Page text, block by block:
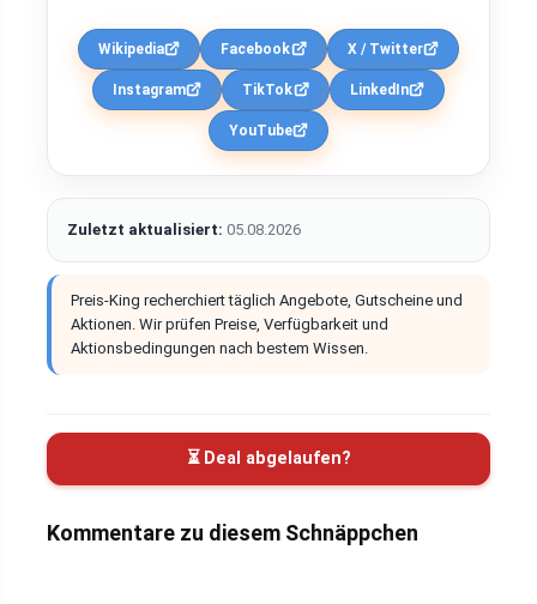
Wikipedia Facebook X / Twitter
Instagram TikTok LinkedIn
YouTube
Zuletzt aktualisiert: 05.08.2026
Preis-King recherchiert täglich Angebote, Gutscheine und
Aktionen. Wir prüfen Preise, Verfügbarkeit und
Aktionsbedingungen nach bestem Wissen.
⏳ Deal abgelaufen?
Kommentare zu diesem Schnäppchen